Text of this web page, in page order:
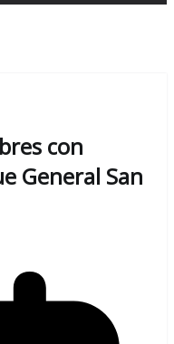
con
General San